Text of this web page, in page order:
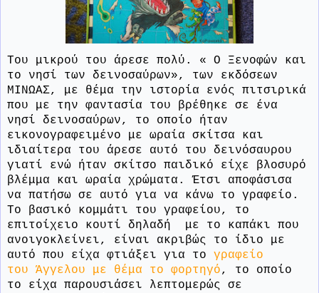
Του μικρού του άρεσε πολύ. « Ο Ξενοφών και
το νησί των δεινοσαύρων», των εκδόσεων
ΜΙΝΩΑΣ, με θέμα την ιστορία ενός πιτσιρικά
που με την φαντασία του βρέθηκε σε ένα
νησί δεινοσαύρων, το οποίο ήταν
εικονογραφειμένο με ωραία σκίτσα και
ιδιαίτερα του άρεσε αυτό του δεινόσαυρου
γιατί ενώ ήταν σκίτσο παιδικό είχε βλοσυρό
βλέμμα και ωραία χρώματα. Έτσι αποφάσισα
να πατήσω σε αυτό για να κάνω το γραφείο.
Το βασικό κομμάτι του γραφείου, το
επιτοίχειο κουτί δηλαδή
με το καπάκι που
ανοιγοκλείνει, είναι ακριβώς το ίδιο με
αυτό που είχα φτιάξει για το γραφείο
του Άγγελου με θέμα το φορτηγό, το οποίο
το είχα παρουσιάσει λεπτομερώς σε